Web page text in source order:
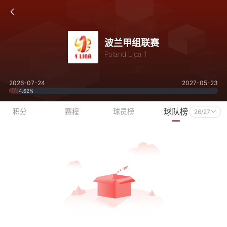
波兰甲组联赛
Poland Liga 1
2026-07-24 2027-05-23
4.62%
积分 赛程 球员榜 球队榜 26/27